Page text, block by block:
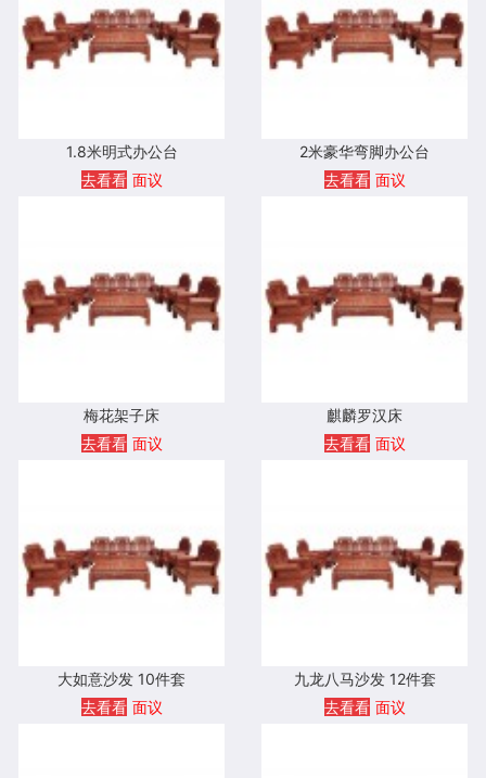
1.8米明式办公台
去看看 面议
2米豪华弯脚办公台
去看看 面议
梅花架子床
去看看 面议
麒麟罗汉床
去看看 面议
大如意沙发 10件套
去看看 面议
九龙八马沙发 12件套
去看看 面议